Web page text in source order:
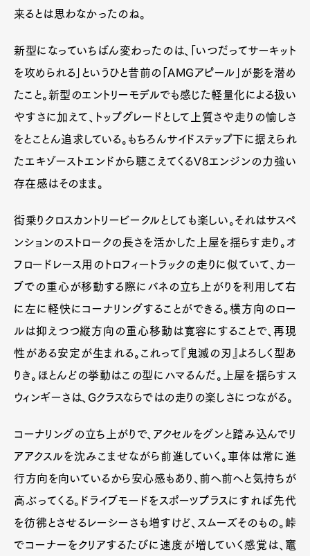
来るとは思わなかったのね。
新型になっていちばん変わったのは、「いつだってサーキット
を攻められる」というひと昔前の「AMGアピール」が影を潜め
たこと。新型のエントリーモデルでも感じた軽量化による扱い
やすさに加えて、トップグレードとして上質さや走りの愉しさ
をとことん追求している。もちろんサイドステップ下に据えられ
たエキゾーストエンドから聴こえてくるV8エンジンの力強い
存在感はそのまま。
街乗りクロスカントリービークルとしても楽しい。それはサスペ
ンションのストロークの長さを活かした上屋を揺らす走り。オ
フロードレース用のトロフィートラックの走りに似ていて、カー
ブでの重心が移動する際にバネの立ち上がりを利用して右
に左に軽快にコーナリングすることができる。横方向のロー
ルは抑えつつ縦方向の重心移動は寛容にすることで、再現
性がある安定が生まれる。これって『鬼滅の刃』よろしく型あ
りき。ほとんどの挙動はこの型にハマるんだ。上屋を揺らすス
ウィンギーさは、Gクラスならではの走りの楽しさにつながる。
コーナリングの立ち上がりで、アクセルをグンと踏み込んでリ
アアクスルを沈みこませながら前進していく。車体は常に進
行方向を向いているから安心感もあり、前へ前へと気持ちが
高ぶってくる。ドライブモードをスポーツプラスにすれば先代
を彷彿とさせるレーシーさも増すけど、スムーズそのもの。峠
でコーナーをクリアするたびに速度が増していく感覚は、竈